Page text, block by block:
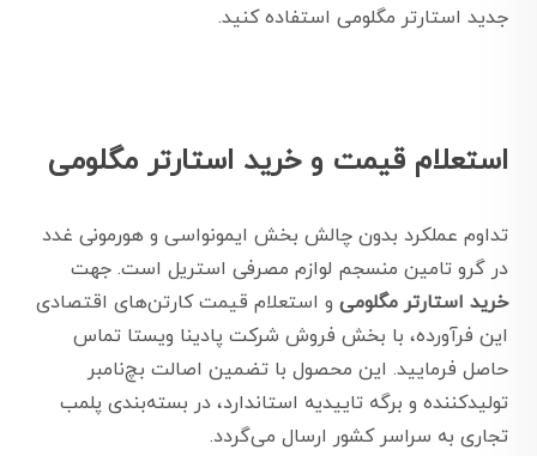
جدید استارتر مگلومی استفاده کنید.
استعلام قیمت و خرید استارتر مگلومی
تداوم عملکرد بدون چالش بخش ایمونواسی و هورمونی غدد
در گرو تامین منسجم لوازم مصرفی استریل است. جهت
خرید استارتر مگلومی و استعلام قیمت کارتن‌های اقتصادی
این فرآورده، با بخش فروش شرکت پادینا ویستا تماس
حاصل فرمایید. این محصول با تضمین اصالت بچ‌نامبر
تولیدکننده و برگه تاییدیه استاندارد، در بسته‌بندی پلمب
تجاری به سراسر کشور ارسال می‌گردد.